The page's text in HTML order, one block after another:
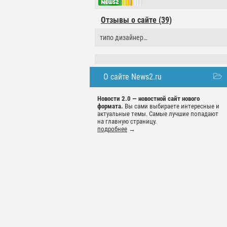
Отзывы о сайте (39)
типо дизайнер…
О сайте News2.ru
Новости 2.0 — новостной сайт нового
формата. Вы сами выбираете интересные и
актуальные темы. Самые лучшие попадают
на главную страницу.
подробнее →